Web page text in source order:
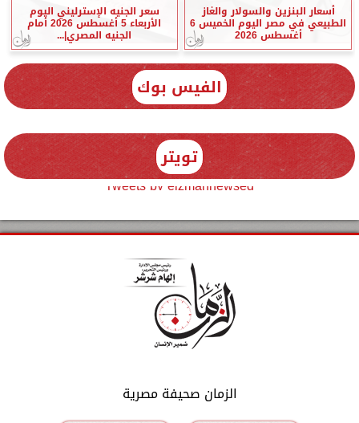
أسعار البنزين والسولار والغاز
الطبيعي في مصر اليوم الخميس 6
أغسطس 2026
سعر الجنيه الإسترليني اليوم
الأربعاء 5 أغسطس 2026 أمام
الجنيه المصري|...
الفيس بوك
تويتر
Tweets by elzmannewseg
الزمان صحيفة مصرية